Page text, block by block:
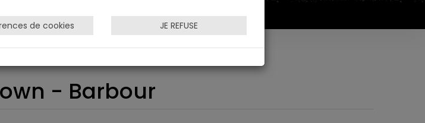
- Barbour
- Barbour
de cookies JE REFUSE